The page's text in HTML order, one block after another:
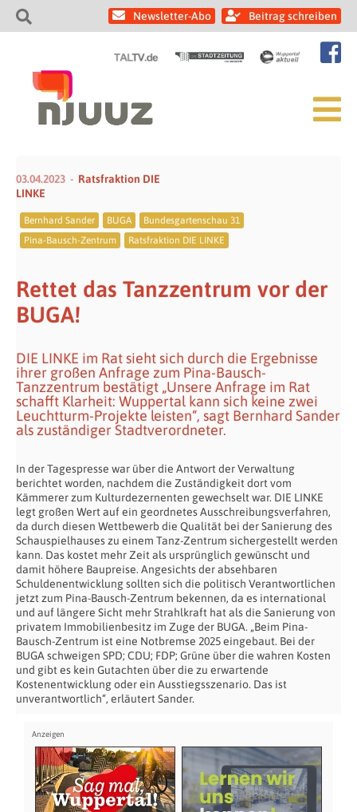
Newsletter-Abo Beitrag schreiben
03.04.2023
Ratsfraktion DIE
LINKE
Bernhard Sander BUGA
Bundesgartenschau 31
Pina-Bausch-Zentrum
Ratsfraktion DIE LINKE
Rettet das Tanzzentrum vor der
BUGA!
DIE LINKE im Rat sieht sich durch die Ergebnisse
ihrer großen Anfrage zum Pina-Bausch-
Tanzzentrum bestätigt „Unsere Anfrage im Rat
schafft Klarheit: Wuppertal kann sich keine zwei
Leuchtturm-Projekte leisten“, sagt Bernhard Sander
als zuständiger Stadtverordneter.
In der Tagespresse war über die Antwort der Verwaltung
berichtet worden, nachdem die Zuständigkeit dort vom
Kämmerer zum Kulturdezernenten gewechselt war. DIE LINKE
legt großen Wert auf ein geordnetes Ausschreibungsverfahren,
da durch diesen Wettbewerb die Qualität bei der Sanierung des
Schauspielhauses zu einem Tanz-Zentrum sichergestellt werden
kann. Das kostet mehr Zeit als ursprünglich gewünscht und
damit höhere Baupreise. Angesichts der absehbaren
Schuldenentwicklung sollten sich die politisch Verantwortlichen
jetzt zum Pina-Bausch-Zentrum bekennen, da es international
und auf längere Sicht mehr Strahlkraft hat als die Sanierung von
privatem Immobilienbesitz im Zuge der BUGA. „Beim Pina-
Bausch-Zentrum ist eine Notbremse 2025 eingebaut. Bei der
BUGA schweigen SPD; CDU; FDP; Grüne über die wahren Kosten
und gibt es kein Gutachten über die zu erwartende
Kostenentwicklung oder ein Ausstiegsszenario. Das ist
unverantwortlich“, erläutert Sander.